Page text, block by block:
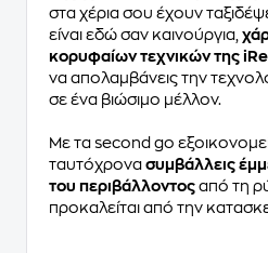
στα χέρια σου έχουν
είναι εδώ σαν καινούργια,
κορυφαίων τεχνικών της
να απολαμβάνεις την
σε ένα βιώσιμο μέλλον.
Με τα second go
ταυτόχρονα συμβάλλεις
του περιβάλλοντος από τη
προκαλείται από την